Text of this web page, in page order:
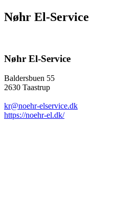
Nøhr El-Service
Nøhr El-Service
Baldersbuen 55
2630 Taastrup
kr@noehr-elservice.dk
https://noehr-el.dk/